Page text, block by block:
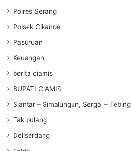
Polres Serang
Polsek Cikande
Pasuruan
Keuangan
berita ciamis
BUPATI CIAMIS
Siantar – Simalungun, Sergai – Tebing
Tak pulang
Deliserdang